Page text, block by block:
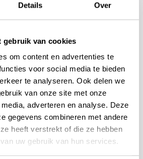
Details Over
gebruik van cookies
om content en advertenties te
voor social media te bieden
te analyseren. Ook delen we
van onze site met onze
adverteren en analyse. Deze
gegevens combineren met andere
heeft verstrekt of die ze hebben
uw gebruik van hun services.
met speciaal stretch materiaal
aansluit. Perfect voor de golfers
golfhandschoen in wit met zwarte
en kan comfortabel uitrekken tot
siliconen print bij de palm en het
binnenkant van de golfhandschoen
stevige grip. Zelfs in natte